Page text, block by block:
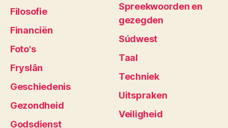
Filosofie
Financiën
Foto's
Fryslân
Geschiedenis
Gezondheid
Godsdienst
Spreekwoorden en
gezegden
Súdwest
Taal
Techniek
Uitspraken
Veiligheid